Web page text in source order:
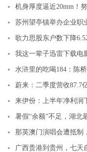
机身厚度逼近20mm！
苏州望亭镇举办企业职
歌力思股东户数下降
水浒里的吃喝184：陈
蔚来：二季度营收87.7
来伊份：上半年净利润
暑假“余额”不足，湖
那英澳门演唱会遭抵制
广西贵港到贵州，七天